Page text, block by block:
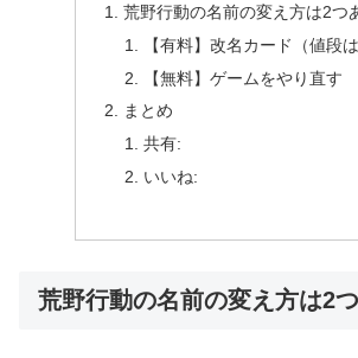
荒野行動の名前の変え方は2つ
【有料】改名カード（値段
【無料】ゲームをやり直す
まとめ
共有:
いいね:
荒野行動の名前の変え方は2